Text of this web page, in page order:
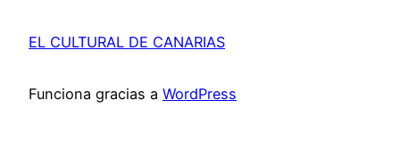
EL CULTURAL DE CANARIAS
Funciona gracias a WordPress